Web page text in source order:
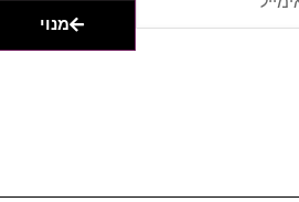
מנוי